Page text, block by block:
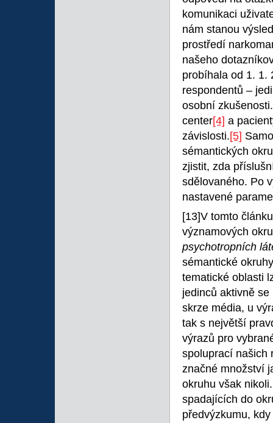
komunikaci
nám stanou
prostředí
našeho
probíhala od 1. 1.
respondentů –
osobní zkušenosti.
center[4] a
závislosti.[5]
sémantických
zjistit, zda
sdělovaného. Po
nastavené
[13]V tomto
významových
psychotropních
sémantické
tematické oblasti
jedinců aktivně
skrze média, u
tak s největší
výrazů pro
spoluprací našich
značné množství
okruhu však
spadajících do
předvýzkumu,